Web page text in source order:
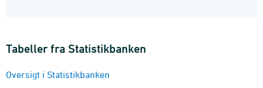
Tabeller fra Statistikbanken
Oversigt i Statistikbanken